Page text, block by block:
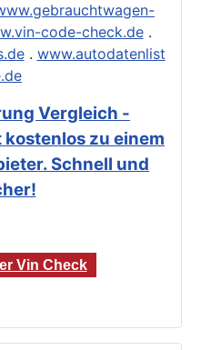
code-check.de.
. www.autodatenlist
Vergleich -
zu einem
Schnell und
Vin Check